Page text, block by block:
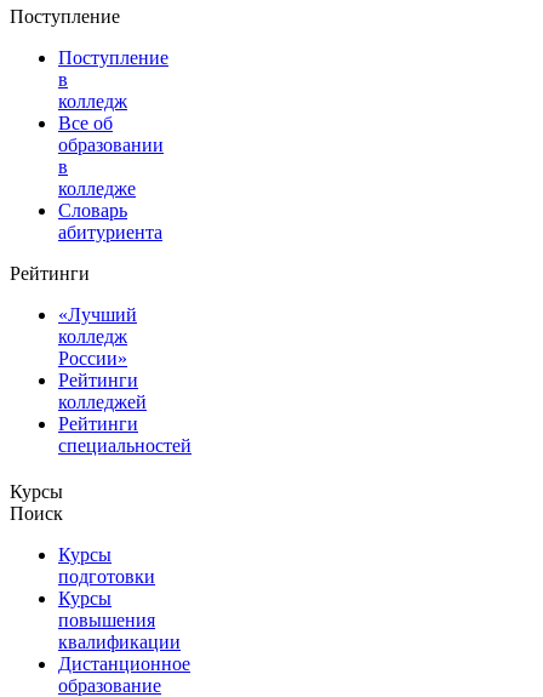
Поступление
Поступление
в
колледж
Все об
образовании
в
колледже
Словарь
абитуриента
Рейтинги
«Лучший
колледж
России»
Рейтинги
колледжей
Рейтинги
специальностей
Курсы
Поиск
Курсы
подготовки
Курсы
повышения
квалификации
Дистанционное
образование